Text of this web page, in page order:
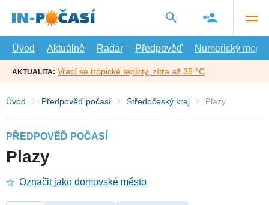
hlavní
Úvod
Aktuálně Radar Předpověď Numerický model
AKTUALITA: Vrací se tropické teploty, zítra až 35 °C
Úvod Předpověď počasí Středočeský kraj Plazy
PŘEDPOVĚĎ POČASÍ
Plazy
Označit jako domovské město